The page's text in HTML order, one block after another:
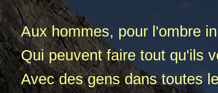
Aux hommes, pour l'ombre
Qui peuvent faire tout qu'ils
Avec des gens dans toutes